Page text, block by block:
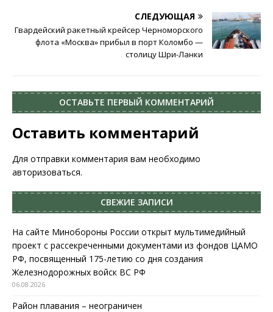
СЛЕДУЮЩАЯ
Гвардейский ракетный крейсер Черноморского
флота «Москва» прибыл в порт Коломбо —
столицу Шри-Ланки
ОСТАВЬТЕ ПЕРВЫЙ КОММЕНТАРИЙ
Оставить комментарий
Для отправки комментария вам необходимо
авторизоваться.
СВЕЖИЕ ЗАПИСИ
На сайте Минобороны России открыт мультимедийный
проект с рассекреченными документами из фондов ЦАМО
РФ, посвященный 175-летию со дня создания
Железнодорожных войск ВС РФ
06.08.2026
Район плавания – неограничен